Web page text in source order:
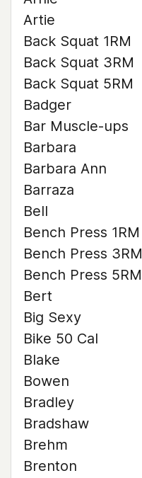
Artie
Back Squat 1RM
Back Squat 3RM
Back Squat 5RM
Badger
Bar Muscle-ups
Barbara
Barbara Ann
Barraza
Bell
Bench Press 1RM
Bench Press 3RM
Bench Press 5RM
Bert
Big Sexy
Bike 50 Cal
Blake
Bowen
Bradley
Bradshaw
Brehm
Brenton